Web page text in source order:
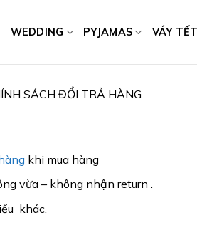
WEDDING PYJAMAS VÁY TẾT
SÁCH ĐỔI TRẢ HÀNG
khi mua hàng
vừa – không nhận return .
khác.